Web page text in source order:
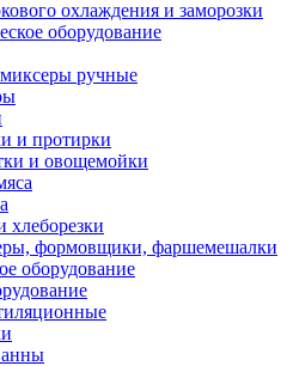
охлаждения и заморозки
оборудование
ручные
и протирки
и овощемойки
хлеборезки
формовщики, фаршемешалки
оборудование